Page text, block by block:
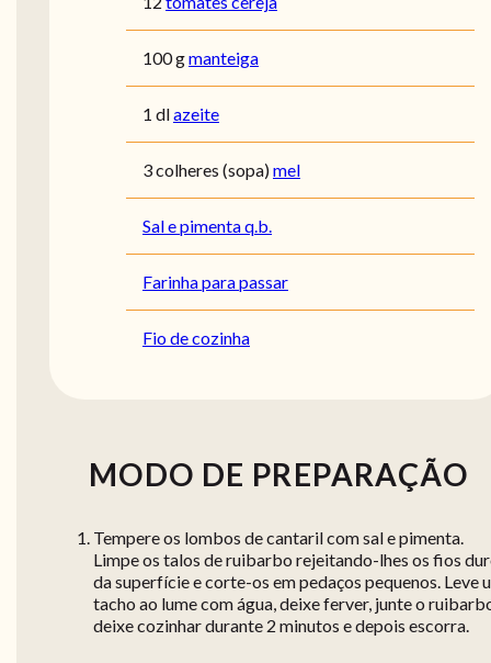
100 gmanteiga
1 dlazeite
3 colheres (sopa)mel
Sal e pimenta q.b.
Farinha para passar
Fio de cozinha
MODO DE PREPARAÇÃO
Tempere os lombos de cantaril com sal e pimenta.
Limpe os talos de ruibarbo rejeitando-lhes os fios
da superfície e corte-os em pedaços pequenos. Leve
tacho ao lume com água, deixe ferver, junte o
deixe cozinhar durante 2 minutos e depois escorra.